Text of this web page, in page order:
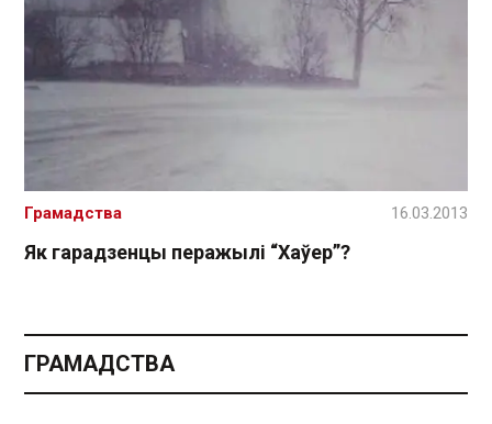
Як гарадзенцы перажылі “Хаўер”?
Грамадства 16.03.2013
ГРАМАДСТВА